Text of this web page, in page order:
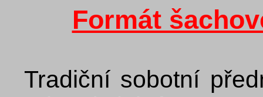
Formát
Tradiční sobotní